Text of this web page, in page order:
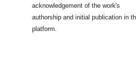
acknowledgement of the work's
authorship and initial publication in
platform.